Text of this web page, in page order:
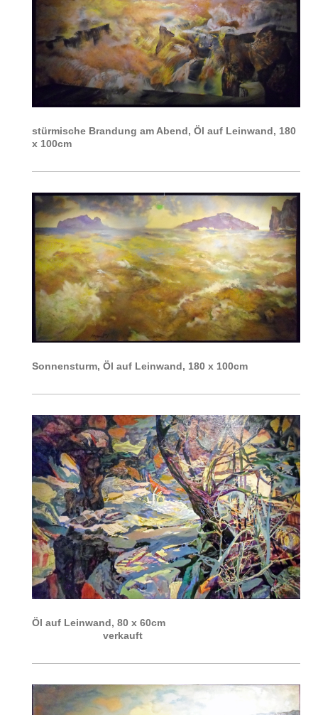
stürmische Brandung am Abend, Öl auf Leinwand, 180
x 100cm
Sonnensturm, Öl auf Leinwand, 180 x 100cm
Öl auf Leinwand, 80 x 60cm
verkauft